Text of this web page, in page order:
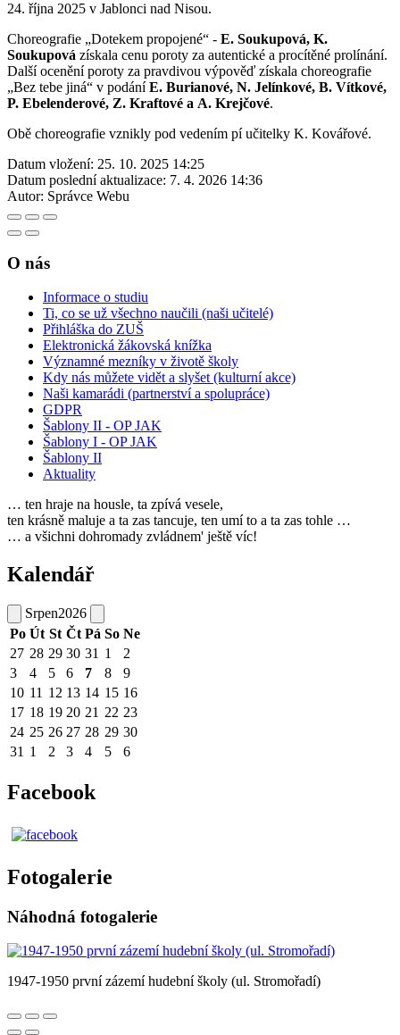
24. října 2025 v Jablonci nad Nisou.
Choreografie „Dotekem propojené“ - E. Soukupová, K.
Soukupová získala cenu poroty za autentické a procítěné prolínání.
Další ocenění poroty za pravdivou výpověď získala choreografie
„Bez tebe jiná“ v podáníE. Burianové, N. Jelínkové, B. Vítkové,
P. Ebelenderové, Z. Kraftové a A. Krejčové.
Obě choreografie vznikly pod vedením pí učitelky K. Kovářové.
Datum vložení: 25. 10. 2025 14:25
Datum poslední aktualizace: 7. 4. 2026 14:36
Autor: Správce Webu
O nás
Informace o studiu
Ti, co se už všechno naučili (naši učitelé)
Přihláška do ZUŠ
Elektronická žákovská knížka
Významné mezníky v životě školy
Kdy nás můžete vidět a slyšet (kulturní akce)
Naši kamarádi (partnerství a spolupráce)
GDPR
Šablony II - OP JAK
Šablony I - OP JAK
Šablony II
Aktuality
… ten hraje na housle, ta zpívá vesele,
ten krásně maluje a ta zas tancuje, ten umí to a ta zas tohle …
… a všichni dohromady zvládnem' ještě víc!
Kalendář
Srpen2026
Po Út St Čt Pá So Ne
27 28 29 30 31 1
2
3
4 5 6 7 8
9
10 11 12 13 14 15 16
17 18 19 20 21 22 23
24 25 26 27 28 29 30
31 1 2 3 4 5 6
Facebook
Fotogalerie
Náhodná fotogalerie
1947-1950 první zázemí hudební školy (ul. Stromořadí)